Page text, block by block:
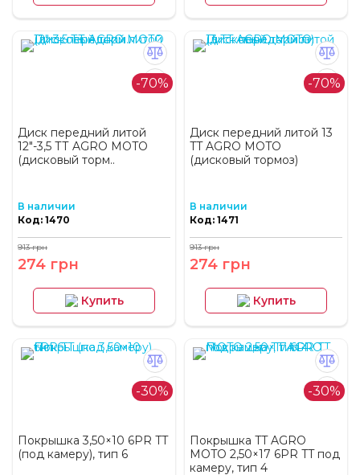
-70%
Диск передний литой
12"-3,5 ТТ AGRO MOTO
(дисковый торм..
В наличии
Код: 1470
274 грн
913 грн
Купить
-70%
Диск передний литой 13
TT AGRO MOTO
(дисковый тормоз)
В наличии
Код: 1471
274 грн
913 грн
Купить
-30%
Покрышка 3,50×10 6PR TT
(под камеру), тип 6
-30%
Покрышка TT AGRO
MOTO 2,50×17 6PR TT под
камеру, тип 4